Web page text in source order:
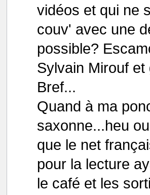
vidéos et qui ne
couv' avec une
possible?
Sylvain Mirouf
Bref...
Quand à ma
saxonne...heu
que le net
pour la lecture
le café et les